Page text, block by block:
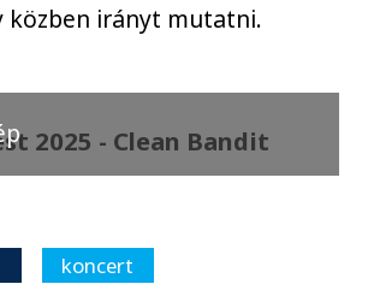
közben irányt mutatni.
2025 - Clean Bandit
koncert